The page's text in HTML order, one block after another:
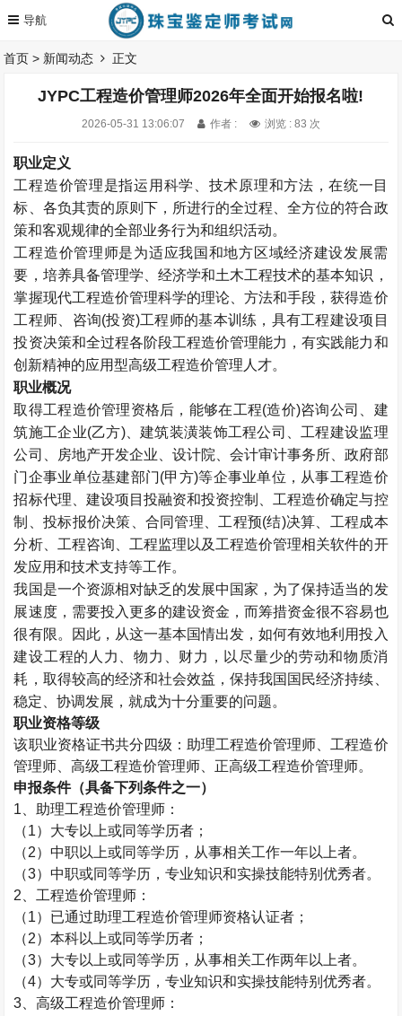
首页 > 新闻动态 正文
JYPC工程造价管理师2026年全面开始报名啦!
2026-05-31 13:06:07 作者 : 浏览 : 83 次
职业定义
工程造价管理是指运用科学、技术原理和方法，在统一目
标、各负其责的原则下，所进行的全过程、全方位的符合政
策和客观规律的全部业务行为和组织活动。
工程造价管理师是为适应我国和地方区域经济建设发展需
要，培养具备管理学、经济学和土木工程技术的基本知识，
掌握现代工程造价管理科学的理论、方法和手段，获得造价
工程师、咨询(投资)工程师的基本训练，具有工程建设项目
投资决策和全过程各阶段工程造价管理能力，有实践能力和
创新精神的应用型高级工程造价管理人才。
职业概况
取得工程造价管理资格后，能够在工程(造价)咨询公司、建
筑施工企业(乙方)、建筑装潢装饰工程公司、工程建设监理
公司、房地产开发企业、设计院、会计审计事务所、政府部
门企事业单位基建部门(甲方)等企事业单位，从事工程造价
招标代理、建设项目投融资和投资控制、工程造价确定与控
制、投标报价决策、合同管理、工程预(结)决算、工程成本
分析、工程咨询、工程监理以及工程造价管理相关软件的开
发应用和技术支持等工作。
我国是一个资源相对缺乏的发展中国家，为了保持适当的发
展速度，需要投入更多的建设资金，而筹措资金很不容易也
很有限。因此，从这一基本国情出发，如何有效地利用投入
建设工程的人力、物力、财力，以尽量少的劳动和物质消
耗，取得较高的经济和社会效益，保持我国国民经济持续、
稳定、协调发展，就成为十分重要的问题。
职业资格等级
该职业资格证书共分四级：助理工程造价管理师、工程造价
管理师、高级工程造价管理师、正高级工程造价管理师。
申报条件（具备下列条件之一）
1 、助理工程造价管理师：
（1）大专以上或同等学历者；
（2）中职以上或同等学历，从事相关工作一年以上者。
（3）中职或同等学历，专业知识和实操技能特别优秀者。
2 、工程造价管理师：
（1）已通过助理工程造价管理师资格认证者；
（2）本科以上或同等学历者；
（3）大专以上或同等学历，从事相关工作两年以上者。
（4）大专或同等学历，专业知识和实操技能特别优秀者。
3 、高级工程造价管理师：